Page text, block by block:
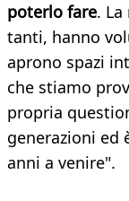
poterlo fare.
tanti, hanno
aprono spazi
che stiamo
propria
generazioni ed
anni a venire".